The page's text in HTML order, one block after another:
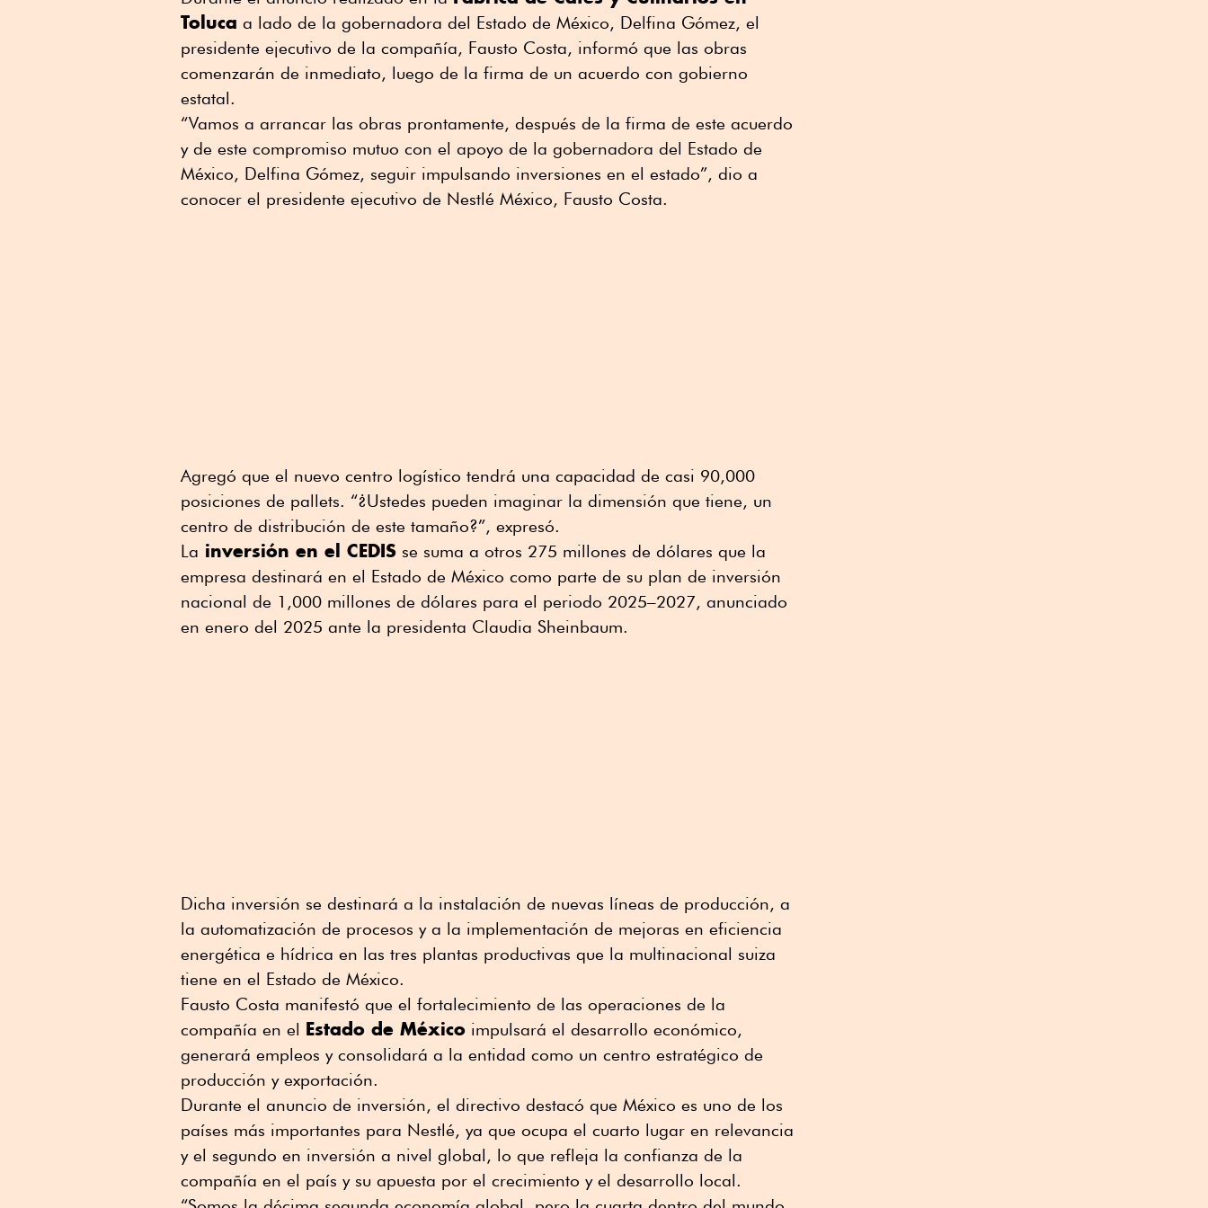
Toluca a lado de la gobernadora del Estado de México, Delfina Gómez, el
presidente ejecutivo de la compañía, Fausto Costa, informó que las obras
comenzarán de inmediato, luego de la firma de un acuerdo con gobierno
estatal.
“Vamos a arrancar las obras prontamente, después de la firma de este acuerdo
y de este compromiso mutuo con el apoyo de la gobernadora del Estado de
México, Delfina Gómez, seguir impulsando inversiones en el estado”, dio a
conocer el presidente ejecutivo de Nestlé México, Fausto Costa.
Agregó que el nuevo centro logístico tendrá una capacidad de casi 90,000
posiciones de pallets. “¿Ustedes pueden imaginar la dimensión que tiene, un
centro de distribución de este tamaño?”, expresó.
La inversión en el CEDIS se suma a otros 275 millones de dólares que la
empresa destinará en el Estado de México como parte de su plan de inversión
nacional de 1,000 millones de dólares para el periodo 2025–2027, anunciado
en enero del 2025 ante la presidenta Claudia Sheinbaum.
Dicha inversión se destinará a la instalación de nuevas líneas de producción, a
la automatización de procesos y a la implementación de mejoras en eficiencia
energética e hídrica en las tres plantas productivas que la multinacional suiza
tiene en el Estado de México.
Fausto Costa manifestó que el fortalecimiento de las operaciones de la
compañía en el Estado de México impulsará el desarrollo económico,
generará empleos y consolidará a la entidad como un centro estratégico de
producción y exportación.
Durante el anuncio de inversión, el directivo destacó que México es uno de los
países más importantes para Nestlé, ya que ocupa el cuarto lugar en relevancia
y el segundo en inversión a nivel global, lo que refleja la confianza de la
compañía en el país y su apuesta por el crecimiento y el desarrollo local.